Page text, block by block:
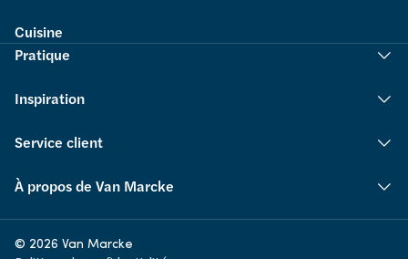
Cuisine
Pratique
Inspiration
Service client
À propos de Van Marcke
© 2026 Van Marcke